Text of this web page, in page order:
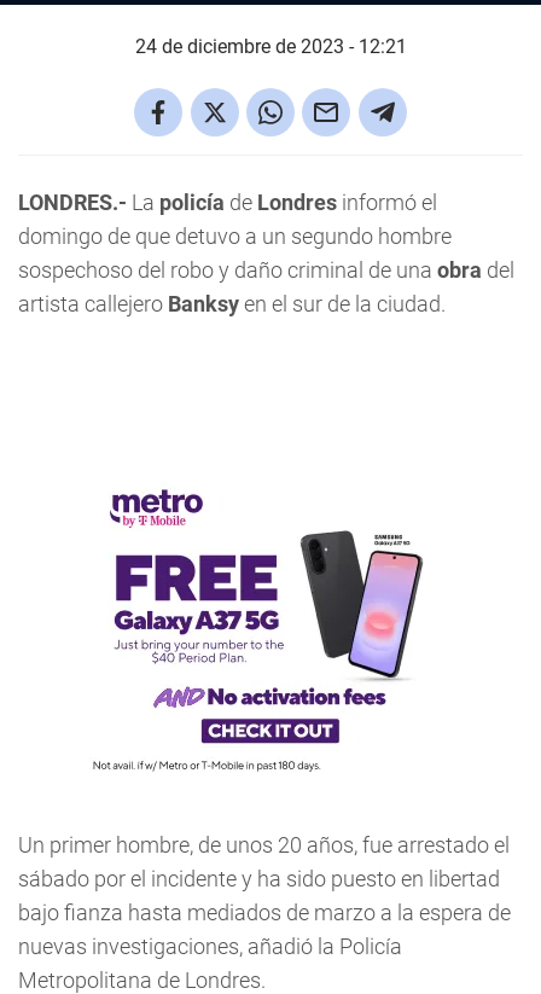
24 de diciembre de 2023 - 12:21
LONDRES.- La policía de Londres informó el
domingo de que detuvo a un segundo hombre
sospechoso del robo y daño criminal de una obra del
artista callejero Banksyen el sur de la ciudad.
Un primer hombre, de unos 20 años, fue arrestado el
sábado por el incidente y ha sido puesto en libertad
bajo fianza hasta mediados de marzo a la espera de
nuevas investigaciones, añadió la Policía
Metropolitana de Londres.